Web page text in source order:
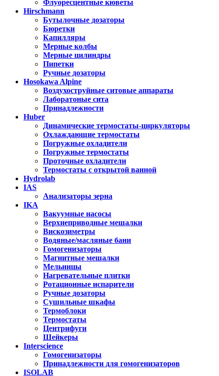
Флуоресцентные кюветы
Hirschmann
Бутылочные дозаторы
Бюретки
Капилляры
Мерные колбы
Мерные цилиндры
Пипетки
Ручные дозаторы
Hosokawa Alpine
Воздухоструйные ситовые аппараты
Лаборатоные сита
Принадлежности
Huber
Динамические термостаты-циркуляторы
Охлаждающие термостаты
Погружные охладители
Погружные термостаты
Проточные охладители
Термостаты с открытой ванной
Hydrolab
IAS
Анализаторы зерна
IKA
Вакуумные насосы
Верхнеприводные мешалки
Вискозиметры
Водяные/масляные бани
Гомогенизаторы
Магнитные мешалки
Мельницы
Нагревательные плитки
Ротационные испарители
Ручные дозаторы
Сушильные шкафы
Термоблоки
Термостаты
Центрифуги
Шейкеры
Interscience
Гомогенизаторы
Принадлежности для гомогенизаторов
ISOLAB